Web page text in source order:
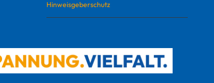
Hinweisgeberschutz